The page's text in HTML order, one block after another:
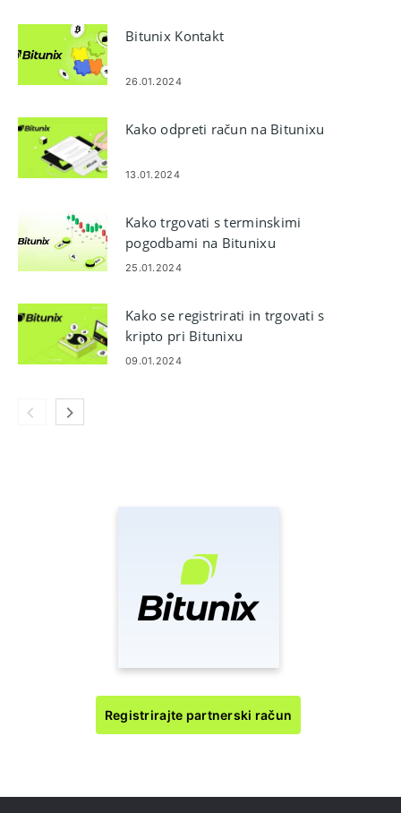
Bitunix Kontakt
26.01.2024
Kako odpreti račun na Bitunixu
13.01.2024
Kako trgovati s terminskimi
pogodbami na Bitunixu
25.01.2024
Kako se registrirati in trgovati s
kripto pri Bitunixu
09.01.2024
Registrirajte partnerski račun